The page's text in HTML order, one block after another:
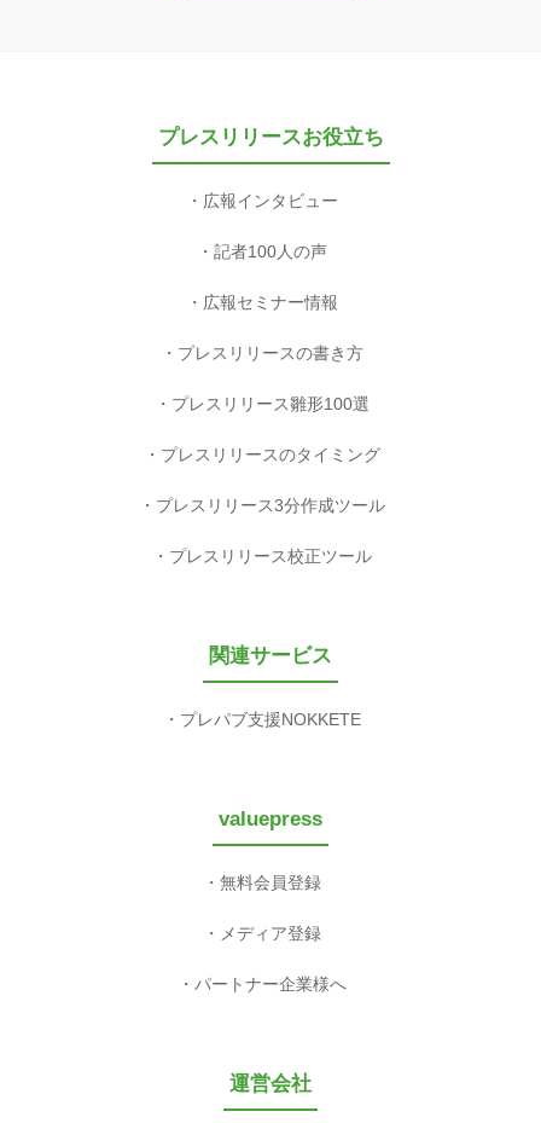
プレスリリースお役立ち
広報インタビュー
記者100人の声
広報セミナー情報
プレスリリースの書き方
プレスリリース雛形100選
プレスリリースのタイミング
プレスリリース3分作成ツール
プレスリリース校正ツール
関連サービス
プレパブ支援NOKKETE
valuepress
無料会員登録
メディア登録
パートナー企業様へ
運営会社